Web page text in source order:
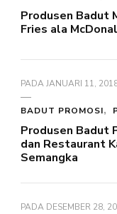
Produsen Badut
Fries ala
PADAJANUARI 11,
BADUT PROMOSI
Produsen Badut
dan Restaurant
Semangka
PADA DESEMBER 28,